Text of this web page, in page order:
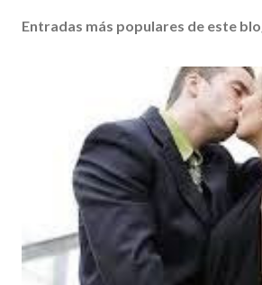
Entradas más populares de este